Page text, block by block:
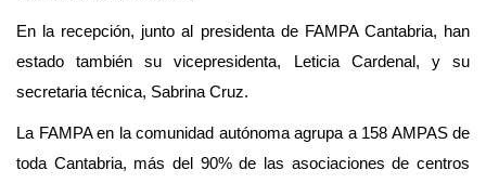
En la recepción, junto al presidenta de FAMPA Cantabria, han
estado también su vicepresidenta, Leticia Cardenal, y su
secretaria técnica, Sabrina Cruz.
La FAMPA en la comunidad autónoma agrupa a 158 AMPAS de
toda Cantabria, más del 90% de las asociaciones de centros